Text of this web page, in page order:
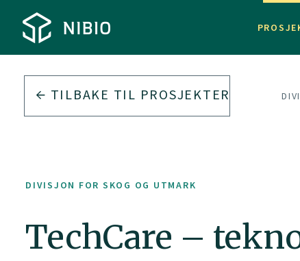
TILBAKE TIL PROSJEKTER
DIVISJON FOR SKOG OG UTMARK
TechCare –